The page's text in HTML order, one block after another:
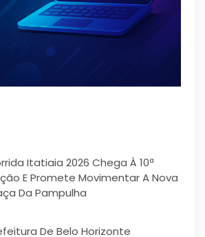
Itatiaia 2026 Chega À 10ª
E Promete Movimentar A Nova
Da Pampulha
De Belo Horizonte